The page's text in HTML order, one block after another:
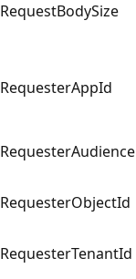
RequestBodySize
RequesterAppId
RequesterAudience
RequesterObjectId
RequesterTenantId